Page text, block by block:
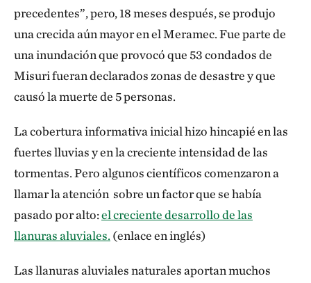
precedentes”, pero, 18 meses después, se produjo
una crecida aún mayor en el Meramec. Fue parte de
una inundación que provocó que 53 condados de
Misuri fueran declarados zonas de desastre y que
causó la muerte de 5 personas.
La cobertura informativa inicial hizo hincapié en las
fuertes lluvias y en la creciente intensidad de las
tormentas. Pero algunos científicos comenzaron a
llamar la atención sobre un factor que se había
pasado por alto:el creciente desarrollo de las
llanuras aluviales. (enlace en inglés)
Las llanuras aluviales naturales aportan muchos